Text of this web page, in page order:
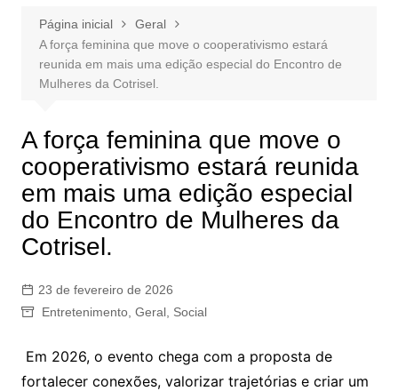
Página inicial
Geral
A força feminina que move o cooperativismo estará
reunida em mais uma edição especial do Encontro de
Mulheres da Cotrisel.
A força feminina que move o
cooperativismo estará reunida
em mais uma edição especial
do Encontro de Mulheres da
Cotrisel.
23 de fevereiro de 2026
Entretenimento, Geral, Social
Em 2026, o evento chega com a proposta de
fortalecer conexões, valorizar trajetórias e criar um